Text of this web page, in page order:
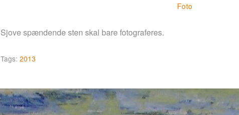
Foto
Sjove spændende sten skal bare fotograferes.
Tags:2013